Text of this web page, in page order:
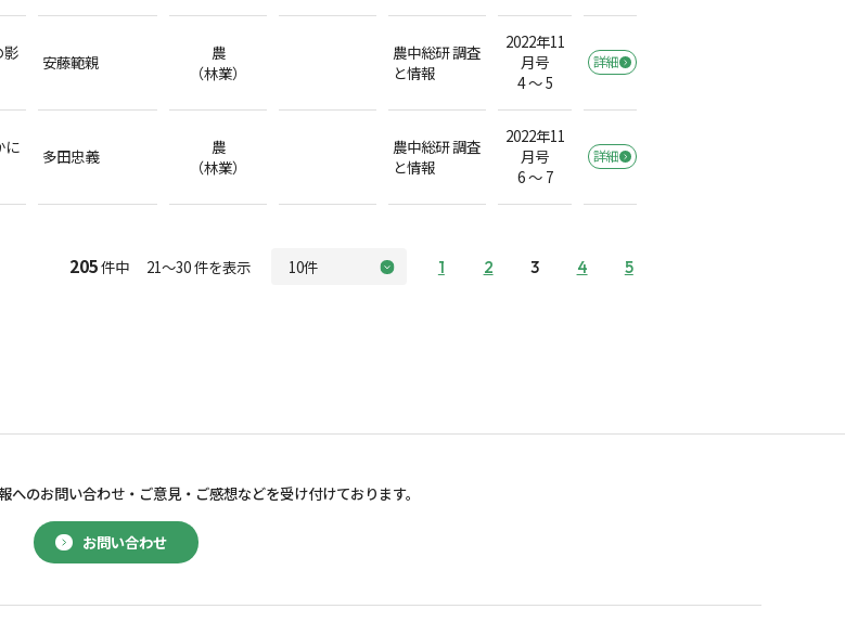
影
安藤範親
農
（林業）
農中総研 調査
と情報
2022年11
月号
4 ～ 5
詳細
に
多田忠義
農
（林業）
農中総研 調査
と情報
2022年11
月号
6 ～ 7
詳細
205件中 21～30 件を表示 1 2 3 4 5
お問い合わせ
へのお問い合わせ・ ご意見・ご感想などを受け付けております。